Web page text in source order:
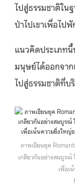
ไปสู่ธรรมชาติใน
ป่าไปเขาเพื่อไป
แนวคิดประเภท
มนุษย์ได้ออกจาก
ไปสู่ธรรมชาติที่บ
ภาพเขียนยุค
เกลียวกันอย่างสมบูร
เพื่อเ